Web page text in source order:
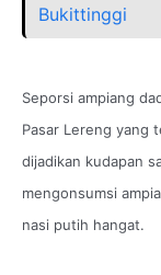
Bukittinggi
Seporsi ampiang
Pasar Lereng yang
dijadikan kudapan
mengonsumsi
nasi putih hangat.